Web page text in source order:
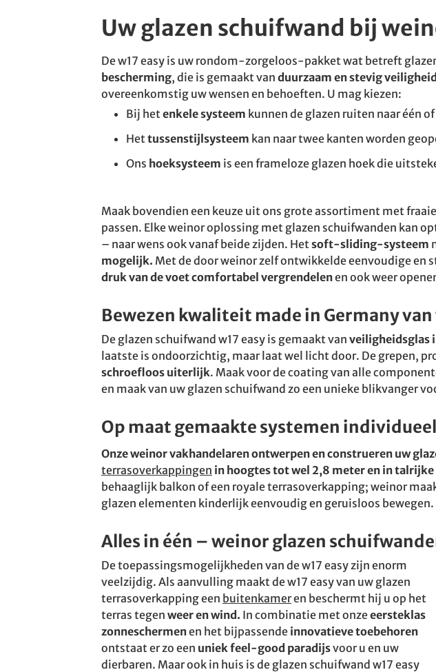
Uw glazen schuifwand bij
De w17 easy is uw rondom-zorgeloos-pakket wat betreft
bescherming, die is gemaakt van duurzaam en stevig
overeenkomstig uw wensen en behoeften. U mag kiezen:
Bij het enkele systeem kunnen de glazen ruiten naar één
Het tussenstijlsysteem kan naar twee kanten worden
Ons hoeksysteem is een frameloze glazen hoek die
Maak bovendien een keuze uit ons grote assortiment met
passen. Elke weinor oplossing met glazen schuifwanden kan
– naar wens ook vanaf beide zijden. Het soft-sliding-systeem
mogelijk. Met de door weinor zelf ontwikkelde eenvoudige en
druk van de voet comfortabel vergrendelenen ook weer
Bewezen kwaliteit made in Germany
De glazen schuifwand w17 easy is gemaakt van veiligheidsglas
laatste is ondoorzichtig, maar laat wel licht door. De grepen,
schroefloos uiterlijk. Maak voor de coating van alle
en maak van uw glazen schuifwand zo een unieke blikvanger
Op maat gemaakte systemen
Onze weinor vakhandelaren ontwerpen en construeren uw
terrasoverkappingen in hoogtes tot wel 2,8 meter en in
behaaglijk balkon of een royale terrasoverkapping; weinor
glazen elementen kinderlijk eenvoudig en geruisloos bewegen.
Alles in één – weinor glazen
De toepassingsmogelijkheden van de w17 easy zijn enorm
veelzijdig. Als aanvulling maakt de w17 easy van uw glazen
terrasoverkapping een buitenkameren beschermt hij u op het
terras tegen weer en wind. In combinatie met onzeeersteklas
zonneschermenen het bijpassende innovatieve toebehoren
ontstaat er zo een uniek feel-good paradijsvoor u en uw
dierbaren. Maar ook in huis is de glazen schuifwand w17 easy